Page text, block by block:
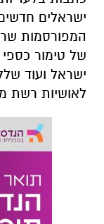
ישראלים
המפורסמות
של טימור
ישראל ועוד
לאושיות רשת